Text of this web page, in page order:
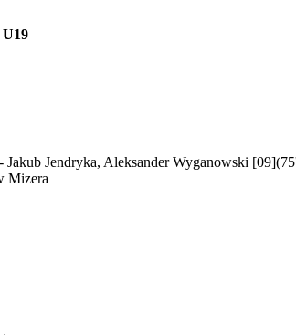
U19
Jendryka, Aleksander Wyganowski
Mizera